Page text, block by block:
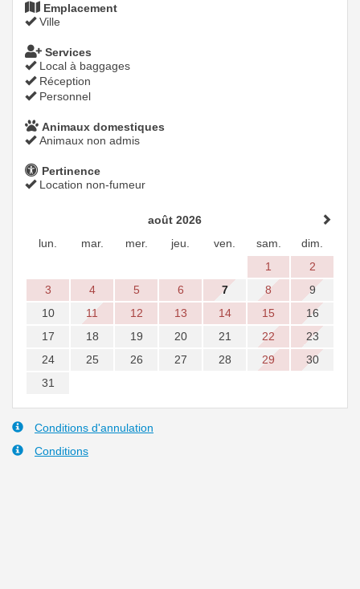
Emplacement
Ville
Services
Local à baggages
Réception
Personnel
Animaux domestiques
Animaux non admis
Pertinence
Location non-fumeur
août 2026
lun.
mar. mer. jeu. ven. sam.
dim.
1
2
3
4 5 6 7 8
9
10
11 12 13 14 15
16
17
18 19 20 21 22
23
24
25 26 27 28 29
30
31
Conditions d'annulation
Conditions